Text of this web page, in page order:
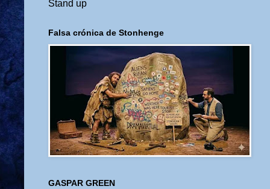
Stand up
Falsa crónica de Stonhenge
GASPAR GREEN